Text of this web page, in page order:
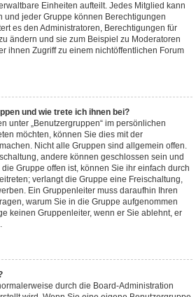
Einheiten aufteilt. Jedes Mitglied kann
und jeder Gruppe können Berechtigungen
es den Administratoren, Berechtigungen für
ändern und sie zum Beispiel zu Moderatoren
ihnen Zugriff zu einem nichtöffentlichen Forum
und wie trete ich ihnen bei?
unter „Benutzergruppen“ im persönlichen
möchten, können Sie dies mit der
Nicht alle Gruppen sind allgemein offen.
andere können geschlossen sein und
Gruppe offen ist, können Sie ihr einfach durch
verlangt die Gruppe eine Freischaltung,
Ein Gruppenleiter muss daraufhin Ihren
warum Sie in die Gruppe aufgenommen
keinen Gruppenleiter, wenn er Sie ablehnt, er
durch die Board-Administration